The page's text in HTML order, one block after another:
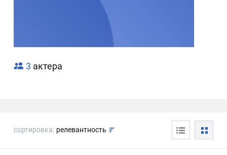
3 актера
сортировка: релевантность